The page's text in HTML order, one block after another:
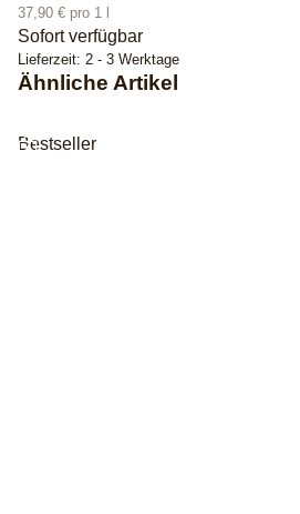
37,90 € pro 1 l
Sofort verfügbar
Lieferzeit: 2 - 3 Werktage
Ähnliche Artikel
Bestseller